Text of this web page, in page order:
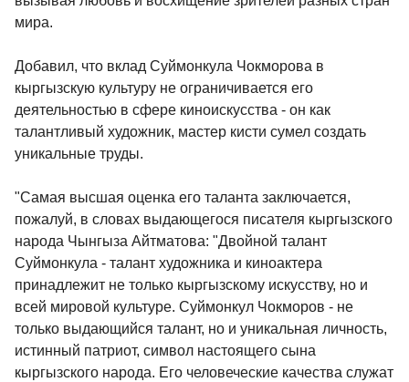
мира.
Добавил, что вклад Суймонкула Чокморова в
кыргызскую культуру не ограничивается его
деятельностью в сфере киноискусства - он как
талантливый художник, мастер кисти сумел создать
уникальные труды.
"Самая высшая оценка его таланта заключается,
пожалуй, в словах выдающегося писателя кыргызского
народа Чынгыза Айтматова: "Двойной талант
Суймонкула - талант художника и киноактера
принадлежит не только кыргызскому искусству, но и
всей мировой культуре. Суймонкул Чокморов - не
только выдающийся талант, но и уникальная личность,
истинный патриот, символ настоящего сына
кыргызского народа. Его человеческие качества служат